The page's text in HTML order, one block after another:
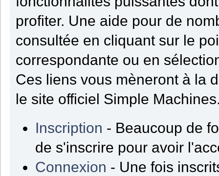
profiter. Une aide pour de
consultée en cliquant sur le
correspondante ou en
Ces liens vous mèneront à la
le site officiel Simple
Inscription - Beaucoup de
de s'inscrire pour avoir
Connexion - Une fois